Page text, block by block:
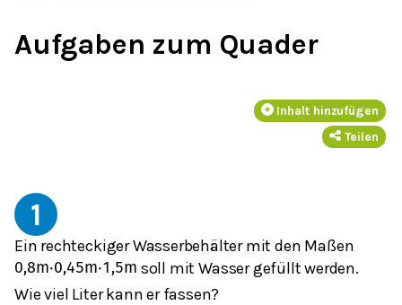
Aufgaben zum Quader
Inhalt hinzufügen
Teilen
1
Ein rechteckiger Wasserbehälter mit den Maßen
0,8m⋅0,45m⋅1,5m soll mit Wasser gefüllt werden.
Wie viel Liter kann er fassen?